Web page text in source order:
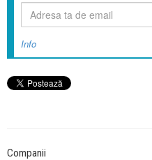
Info
Companii